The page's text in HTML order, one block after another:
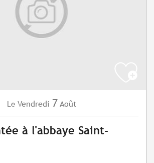
Le Vendredi 7 Août
à l'abbaye Saint-